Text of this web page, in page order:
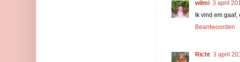
wilmi 3 april
Ik vind em
Beantwoorden
Richt 3 april